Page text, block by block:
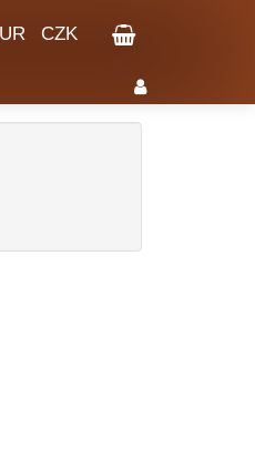
CZK